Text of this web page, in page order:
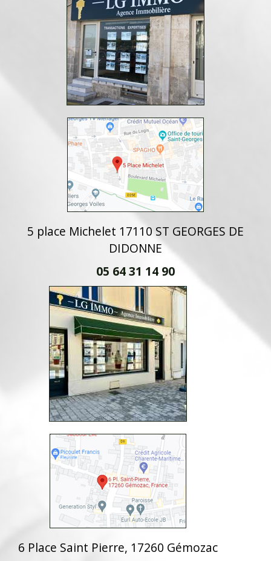
5 place Michelet 17110 ST GEORGES DE
DIDONNE
05 64 31 14 90
6 Place Saint Pierre, 17260 Gémozac